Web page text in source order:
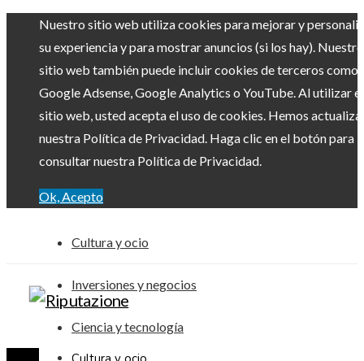
Nuestro sitio web utiliza cookies para mejorar y
su experiencia y para mostrar anuncios (si los hay). Nuestro
sitio web también puede incluir cookies de terceros como
Google Adsense, Google Analytics o YouTube. Al utilizar el
sitio web, usted acepta el uso de cookies. Hemos
nuestra Política de Privacidad. Haga clic en el botón para
consultar nuestra Política de Privacidad.
Ok, Acepto
Cultura y ocio
Inversiones y negocios
Ciencia y tecnología